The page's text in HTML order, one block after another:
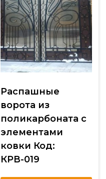
Распашные
ворота из
поликарбоната с
элементами
ковки Код:
КРВ-019